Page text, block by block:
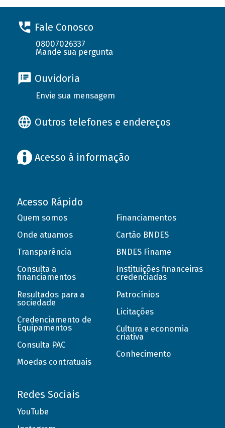
Fale Conosco
08007026337
Mande sua pergunta
Ouvidoria
Envie sua mensagem
Outros telefones e endereços
Acesso à informação
Acesso Rápido
Quem somos
Onde atuamos
Transparência
Consulta a
financiamentos
Resultados para a
sociedade
Credenciamento de
Equipamentos
Consulta PAC
Moedas contratuais
Financiamentos
Cartão BNDES
BNDES Finame
Instituições financeiras
credenciadas
Patrocínios
Licitações
Cultura e economia
criativa
Conhecimento
Redes Sociais
YouTube